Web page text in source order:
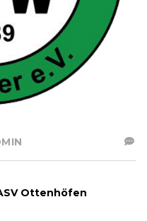
Ottenhöfen